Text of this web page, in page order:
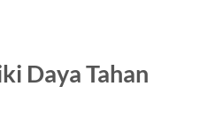
Daya Tahan